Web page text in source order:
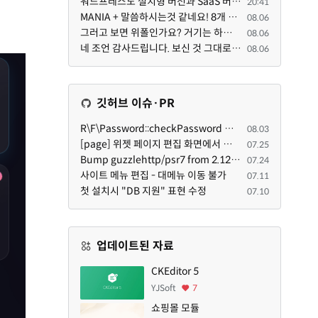
MANIA + 말씀하시는것 같네요! 8개 정도의 커뮤니티가 저 MANIA+ 기반으로 구축된거로 알고 있습니다. SaaS ... 08.06
그러고 보면 위폴인가요? 거기는 하단바를 보니까 커뮤니티 빌딩 SaaS 솔루션을 사용하고 있는거 같더라고요... 08.06
네 조언 감사드립니다. 보신 것 그대로 틀린 말씀은 아닙니다. 다만, 배포한 것에 대해 흥미가 떨어져서 뒷... 08.06
깃허브 이슈·PR
R\F\Password::checkPassword 함수 해시 알고리즘을 암시적으로 호출하는 경우 Argon2id 해시 비교 실패 08.03
[page] 위젯 페이지 편집 화면에서 위젯이 Context의 module_info를 덮어쓰면 저장이 ERR_ACT_IS_NOT_STANDALONE으로 실패 07.25
Bump guzzlehttp/psr7 from 2.12.1 to 2.12.3 in /common 07.24
사이트 메뉴 편집 - 대메뉴 이동 불가 07.11
첫 설치시 "DB 지원" 표현 수정 07.10
업데이트된 자료
CKEditor 5
YJSoft 7
쇼핑몰 모듈